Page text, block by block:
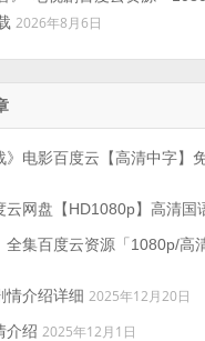
2026年8月6日
》电影百度云【高清中字】
云网盘【HD1080p】高清国
全集百度云资源「1080p/高
情介绍详细 2025年12月20日
介绍 2025年12月1日